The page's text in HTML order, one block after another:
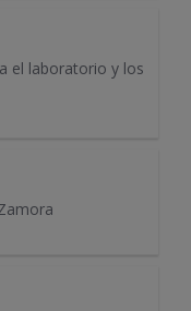
el laboratorio y los